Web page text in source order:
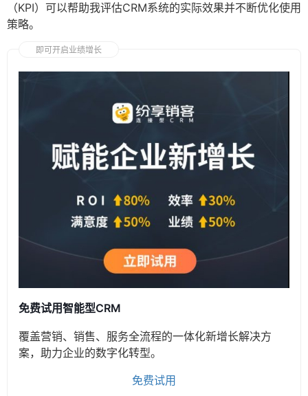
（KPI）可以帮助我评估CRM系统的实际效果并不断优化使用
策略。
即可开启业绩增长
免费试用智能型CRM
覆盖营销、销售、服务全流程的一体化新增长解决方
案，助力企业的数字化转型。
免费试用